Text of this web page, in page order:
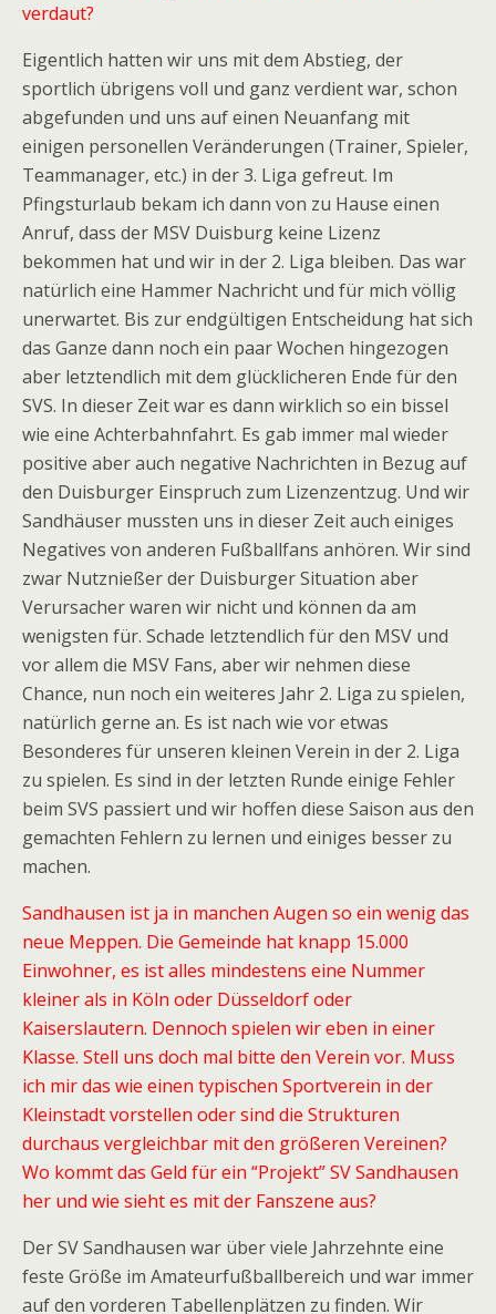
verdaut?
Eigentlich hatten wir uns mit dem Abstieg, der
sportlich übrigens voll und ganz verdient war, schon
abgefunden und uns auf einen Neuanfang mit
einigen personellen Veränderungen (Trainer, Spieler,
Teammanager, etc.) in der 3. Liga gefreut. Im
Pfingsturlaub bekam ich dann von zu Hause einen
Anruf, dass der MSV Duisburg keine Lizenz
bekommen hat und wir in der 2. Liga bleiben. Das war
natürlich eine Hammer Nachricht und für mich völlig
unerwartet. Bis zur endgültigen Entscheidung hat sich
das Ganze dann noch ein paar Wochen hingezogen
aber letztendlich mit dem glücklicheren Ende für den
SVS. In dieser Zeit war es dann wirklich so ein bissel
wie eine Achterbahnfahrt. Es gab immer mal wieder
positive aber auch negative Nachrichten in Bezug auf
den Duisburger Einspruch zum Lizenzentzug. Und wir
Sandhäuser mussten uns in dieser Zeit auch einiges
Negatives von anderen Fußballfans anhören. Wir sind
zwar Nutznießer der Duisburger Situation aber
Verursacher waren wir nicht und können da am
wenigsten für. Schade letztendlich für den MSV und
vor allem die MSV Fans, aber wir nehmen diese
Chance, nun noch ein weiteres Jahr 2. Liga zu spielen,
natürlich gerne an. Es ist nach wie vor etwas
Besonderes für unseren kleinen Verein in der 2. Liga
zu spielen. Es sind in der letzten Runde einige Fehler
beim SVS passiert und wir hoffen diese Saison aus den
gemachten Fehlern zu lernen und einiges besser zu
machen.
Sandhausen ist ja in manchen Augen so ein wenig das
neue Meppen. Die Gemeinde hat knapp 15.000
Einwohner, es ist alles mindestens eine Nummer
kleiner als in Köln oder Düsseldorf oder
Kaiserslautern. Dennoch spielen wir eben in einer
Klasse. Stell uns doch mal bitte den Verein vor. Muss
ich mir das wie einen typischen Sportverein in der
Kleinstadt vorstellen oder sind die Strukturen
durchaus vergleichbar mit den größeren Vereinen?
Wo kommt das Geld für ein “Projekt” SV Sandhausen
her und wie sieht es mit der Fanszene aus?
Der SV Sandhausen war über viele Jahrzehnte eine
feste Größe im Amateurfußballbereich und war immer
auf den vorderen Tabellenplätzen zu finden. Wir